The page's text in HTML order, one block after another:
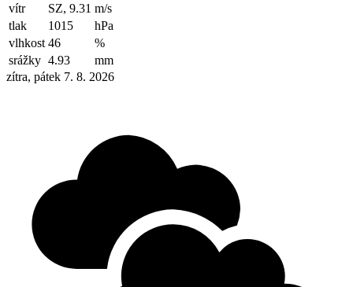
vítr
SZ, 9.31 m/s
tlak
1015
hPa
vlhkost 46
%
srážky 4.93
mm
zítra, pátek 7. 8. 2026